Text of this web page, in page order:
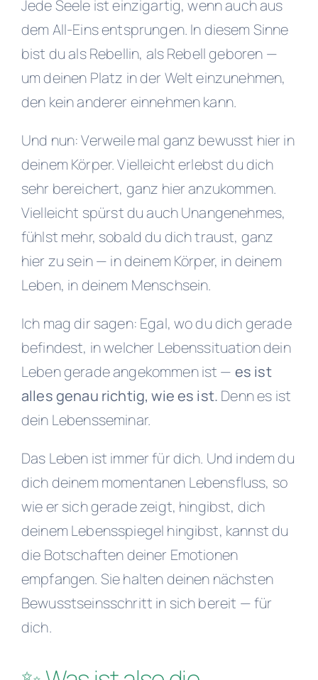
Jede Seele ist einzigartig, wenn auch aus
dem All-Eins entsprungen. In diesem Sinne
bist du als Rebellin, als Rebell geboren —
um deinen Platz in der Welt einzunehmen,
den kein anderer einnehmen kann.
Und nun: Verweile mal ganz bewusst hier in
deinem Körper. Vielleicht erlebst du dich
sehr bereichert, ganz hier anzukommen.
Vielleicht spürst du auch Unangenehmes,
fühlst mehr, sobald du dich traust, ganz
hier zu sein — in deinem Körper, in deinem
Leben, in deinem Menschsein.
Ich mag dir sagen: Egal, wo du dich gerade
befindest, in welcher Lebenssituation dein
Leben gerade angekommen ist — es ist
alles genau richtig, wie es ist. Denn es ist
dein Lebensseminar.
Das Leben ist immer für dich. Und indem du
dich deinem momentanen Lebensfluss, so
wie er sich gerade zeigt, hingibst, dich
deinem Lebensspiegel hingibst, kannst du
die Botschaften deiner Emotionen
empfangen. Sie halten deinen nächsten
Bewusstseinsschritt in sich bereit — für
dich.